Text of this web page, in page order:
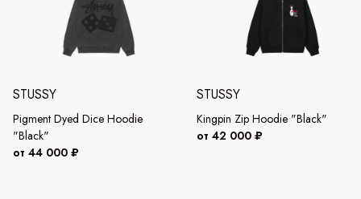
STUSSY
Pigment Dyed Dice Hoodie
"Black"
от 44 000 ₽
STUSSY
Kingpin Zip Hoodie "Black"
от 42 000 ₽